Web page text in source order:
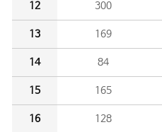
12 300
13 169
14 84
15 165
16 128